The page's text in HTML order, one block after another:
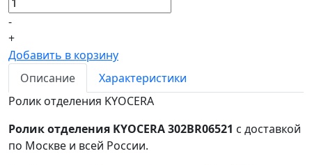
-
+
Добавить в корзину
Описание
Характеристики
Ролик отделения KYOCERA
Ролик отделения KYOCERA 302BR06521 с доставкой
по Москве и всей России.